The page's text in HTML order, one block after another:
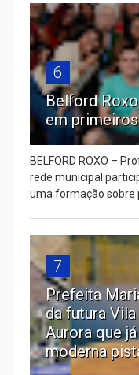
6
Belford
em
BELFORD ROXO –
rede municipal
uma formação sobre
7
Prefeita
da futura
Aurora que
moderna